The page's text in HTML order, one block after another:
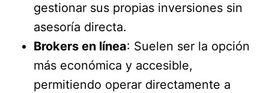
gestionar sus propias inversiones sin
asesoría directa.
Brokers en línea: Suelen ser la opción
más económica y accesible,
permitiendo operar directamente a